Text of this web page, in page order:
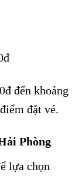
đến khoảng
đặt vé.
Phòng
lựa chọn